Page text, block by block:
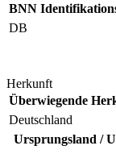
BNN
DB
Herkunft
Überwiegende
Deutschland
Ursprungsland /